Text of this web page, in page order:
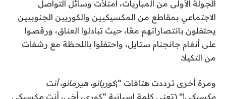
ام
الجولة الأولى من المباريات، امتلأت وسائل التواصل
الاجتماعي بمقاطع من المكسيكيين والكوريين الجنوبيين
يحتفلون بانتصاراتهم معًا، حيث تبادلوا العناق، ورقصوا
على أنغام جانجنام ستايل، واحتفلوا باللحظة مع رشفات
من التكيلا.
ومرة أخرى ترددت هتافات “¡كوريانو، هيرمانو، أنت
مكسيكي!” (تعني كلمة إسبانية “كوري، أخي، أنت مكسيكي